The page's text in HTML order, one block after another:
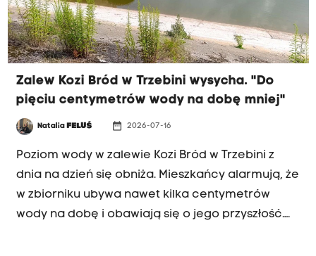
Zalew Kozi Bród w Trzebini wysycha. "Do
pięciu centymetrów wody na dobę mniej"
Natalia FELUŚ date_range 2026-07-16
Poziom wody w zalewie Kozi Bród w Trzebini z
dnia na dzień się obniża. Mieszkańcy alarmują, że
w zbiorniku ubywa nawet kilka centymetrów
wody na dobę i obawiają się o jego przyszłość.